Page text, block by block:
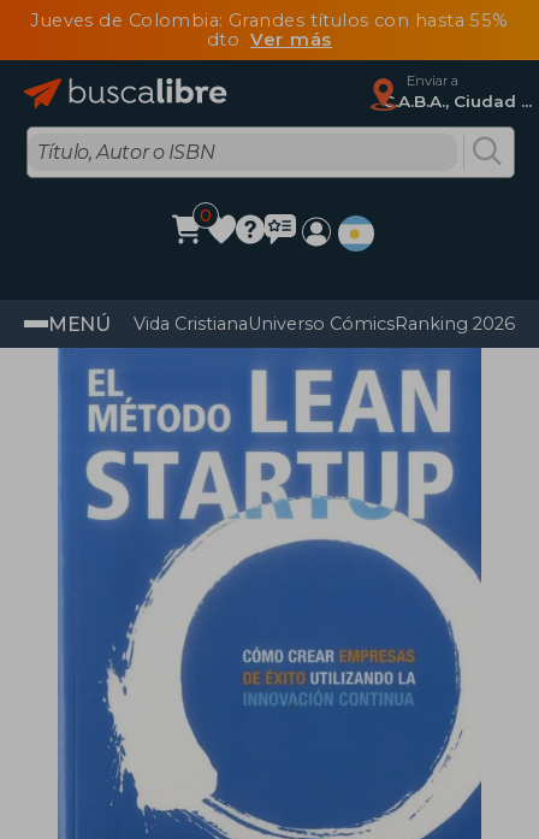
Jueves de Colombia: Grandes títulos con hasta 55%
dtoVer más
Enviar a
C.A.B.A., Ciudad Autónoma De Buenos Aires
0
MENÚ Vida CristianaUniverso CómicsRanking 2026